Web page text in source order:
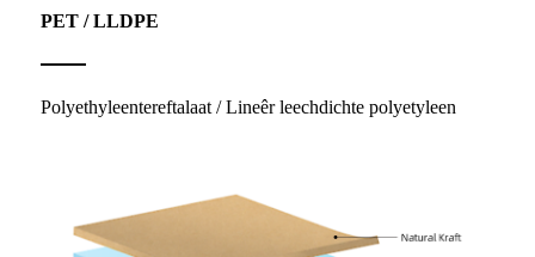
PET / LLDPE
Polyethyleentereftalaat / Lineêr leechdichte polyetyleen